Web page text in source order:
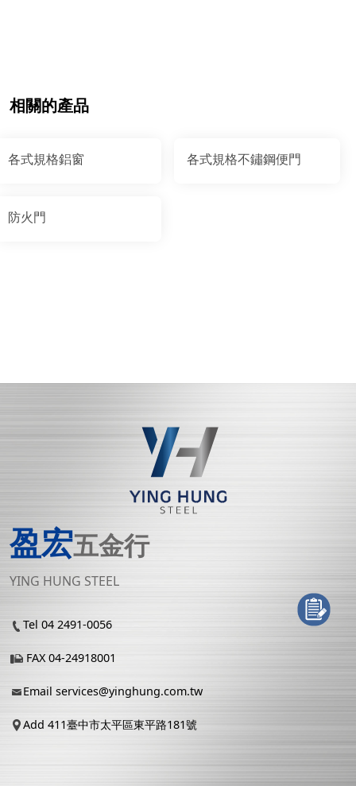
相關的產品
各式規格鋁窗 各式規格不鏽鋼便門
防火門
盈宏五金行
YING HUNG STEEL
Tel 04 2491-0056
FAX 04-24918001
Email services@yinghung.com.tw
Add 411臺中市太平區東平路181號